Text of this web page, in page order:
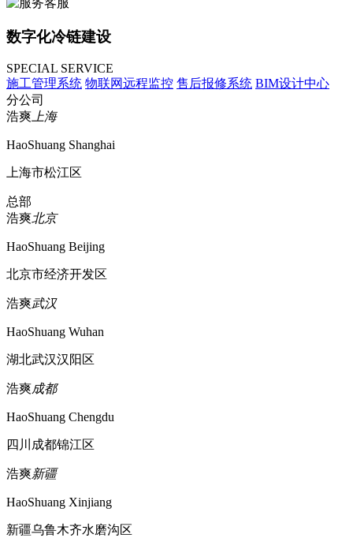
数字化冷链建设
SPECIAL SERVICE
施工管理系统 物联网远程监控 售后报修系统 BIM设计中心
分公司
浩爽上海
HaoShuang Shanghai
上海市松江区
总部
浩爽北京
HaoShuang Beijing
北京市经济开发区
浩爽武汉
HaoShuang Wuhan
湖北武汉汉阳区
浩爽成都
HaoShuang Chengdu
四川成都锦江区
浩爽新疆
HaoShuang Xinjiang
新疆乌鲁木齐水磨沟区